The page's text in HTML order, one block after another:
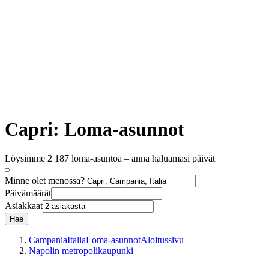
Capri: Loma-asunnot
Löysimme 2 187 loma-asuntoa – anna haluamasi päivät
Minne olet menossa?
Päivämäärät
Asiakkaat
Hae
CampaniaItaliaLoma-asunnotAloitussivu
Napolin metropolikaupunki